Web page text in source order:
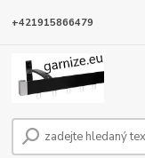
+421915866479